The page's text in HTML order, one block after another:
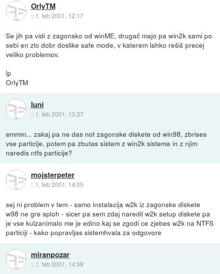
OrlyTM
:: 1. feb 2001, 12:17
Se jih pa vidi z zagonsko od winME, drugač majo pa win2k sami po
sebi en zlo dobr doslike safe mode, v katerem lahko rešiš precej
veliko problemov.
lp
OrlyTM
luni
:: 1. feb 2001, 13:37
emmm... zakaj pa ne das not zagonske diskete od win98, zbrises
vse particije, potem pa zbutas sistem z win2k sistema in z njim
naredis ntfs particije?
mojsterpeter
:: 1. feb 2001, 14:05
sej ni problem v tem - samo instalacija w2k iz zagonske diskete
w98 ne gre sploh - sicer pa sem zdaj naredil w2k setup diskete pa
je vse kulzanimalo me je edino kaj se zgodi ce zjebes w2k na NTFS
particiji - kako popravljas sistemhvala za odgovore
miranpozar
:: 1. feb 2001, 14:38